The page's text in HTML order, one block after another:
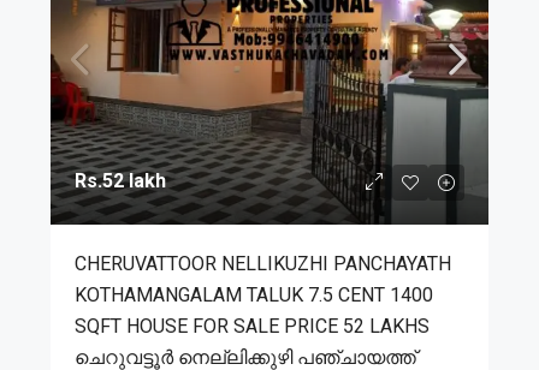
Rs.52 lakh
CHERUVATTOOR NELLIKUZHI PANCHAYATH
KOTHAMANGALAM TALUK 7.5 CENT 1400
SQFT HOUSE FOR SALE PRICE 52 LAKHS
ചെറുവട്ടൂർ നെല്ലിക്കുഴി പഞ്ചായത്ത്